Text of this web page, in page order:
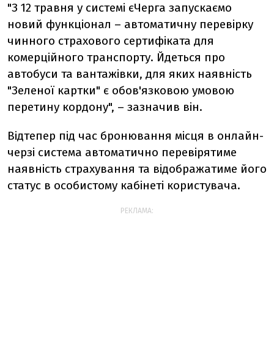
"З 12 травня у системі єЧерга запускаємо
новий функціонал – автоматичну перевірку
чинного страхового сертифіката для
комерційного транспорту. Йдеться про
автобуси та вантажівки, для яких наявність
"Зеленої картки" є обов'язковою умовою
перетину кордону", – зазначив він.
Відтепер під час бронювання місця в онлайн-
черзі система автоматично перевірятиме
наявність страхування та відображатиме його
статус в особистому кабінеті користувача.
РЕКЛАМА: